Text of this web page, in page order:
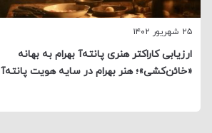
۲۵ شهریور ۱۴۰۲
ارزیابی کاراکتر هنری پانته‌آ بهرام به بهانه
«خائن‌کشی»؛ هنر بهرام در سایه هویت پانته‌آ